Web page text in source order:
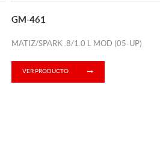
GM-461
MATIZ/SPARK .8/1.0 L MOD (05-UP)
VER PRODUCTO